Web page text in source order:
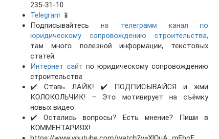
235-31-10
Telegram 📱
Подписывайтесьна телеграмм канал по
юридическому сопровождению строительства,
там много полезной информации, текстовых
статей:
Интернет сайт по юридическому сопровождению
строительства
✔️ Ставь ЛАЙК! ✔️ ПОДПИСЫВАЙСЯ и жми
КОЛОКОЛЬЧИК! – Это мотивирует на съёмку
новых видео.
✔️ Остались вопросы? Есть мнение? Пиши в
КОММЕНТАРИЯХ!